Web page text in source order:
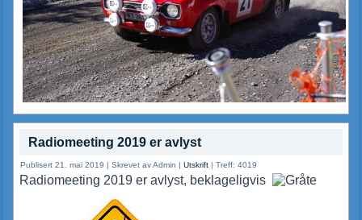
Radiomeeting 2019 er avlyst
Publisert 21. mai 2019 |Skrevet av Admin |Utskrift |Treff: 4019
Radiomeeting 2019 er avlyst, beklageligvis